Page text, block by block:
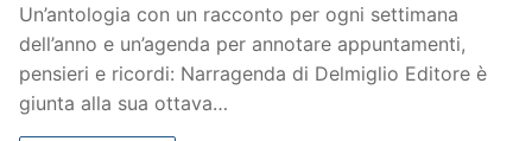
Un’antologia con un racconto per ogni settimana
dell’anno e un’agenda per annotare appuntamenti,
pensieri e ricordi: Narragenda di Delmiglio Editore è
giunta alla sua ottava…